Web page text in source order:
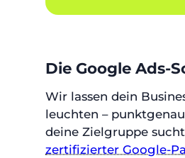
Die Google Ads-
Wir lassen dein
leuchten –
deine Zielgruppe
zertifizierter Google-